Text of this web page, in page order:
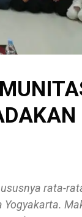
rata-
Yogyakarta.